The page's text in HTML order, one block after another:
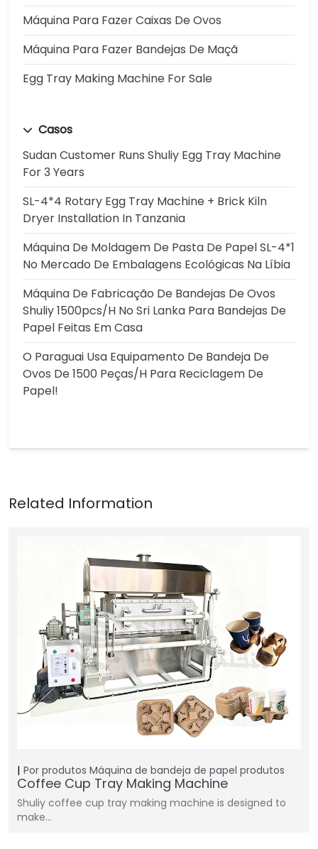
Máquina Para Fazer Caixas De Ovos
Máquina Para Fazer Bandejas De Maçã
Egg Tray Making Machine For Sale
Casos
Sudan Customer Runs Shuliy Egg Tray Machine
For 3 Years
SL-4*4 Rotary Egg Tray Machine + Brick Kiln
Dryer Installation In Tanzania
Máquina De Moldagem De Pasta De Papel SL-4*1
No Mercado De Embalagens Ecológicas Na Líbia
Máquina De Fabricação De Bandejas De Ovos
Shuliy 1500pcs/h No Sri Lanka Para Bandejas De
Papel Feitas Em Casa
O Paraguai Usa Equipamento De Bandeja De
Ovos De 1500 Peças/h Para Reciclagem De
Papel!
Por produtos Máquina de bandeja de papel produtos
Coffee Cup Tray Making Machine
Shuliy coffee cup tray making machine is designed to
make…